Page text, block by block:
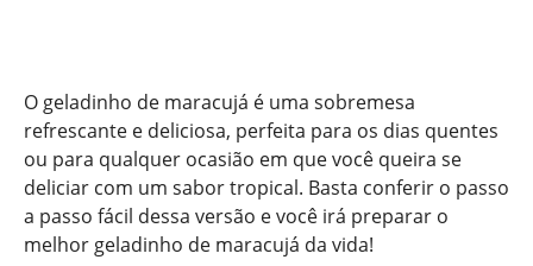
O geladinho de maracujá é uma sobremesa
refrescante e deliciosa, perfeita para os dias quentes
ou para qualquer ocasião em que você queira se
deliciar com um sabor tropical. Basta conferir o passo
a passo fácil dessa versão e você irá preparar o
melhor geladinho de maracujá da vida!